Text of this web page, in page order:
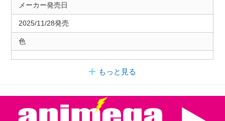
メーカー発売日
2025/11/28発売
色
もっと見る